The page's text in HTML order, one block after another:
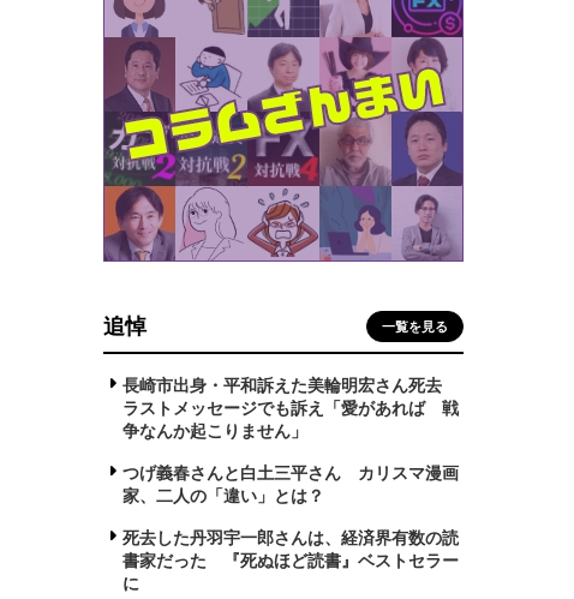
追悼 一覧を見る
長崎市出身・平和訴えた美輪明宏さん死去
ラストメッセージでも訴え「愛があれば 戦
争なんか起こりません」
つげ義春さんと白土三平さん カリスマ漫画
家、二人の「違い」とは？
死去した丹羽宇一郎さんは、経済界有数の読
書家だった 『死ぬほど読書』ベストセラー
に